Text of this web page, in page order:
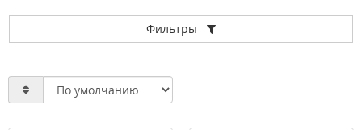
Фильтры